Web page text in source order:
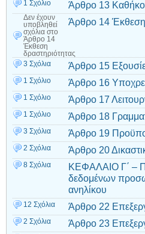
1 Σχόλιο Άρθρο 13
Δεν έχουν
υποβληθεί
σχόλια στο
Άρθρο 14
Έκθεση
δραστηριότητας
Άρθρο 14 Έκθεση
3 Σχόλια Άρθρο 15
1 Σχόλιο Άρθρο 16
1 Σχόλιο Άρθρο 17
1 Σχόλιο Άρθρο 18
3 Σχόλια Άρθρο 19
2 Σχόλια Άρθρο 20
8 Σχόλια
ΚΕΦΑΛΑΙΟ Γ΄ –
δεδομένων
ανηλίκου
12 Σχόλια Άρθρο 22
2 Σχόλια Άρθρο 23